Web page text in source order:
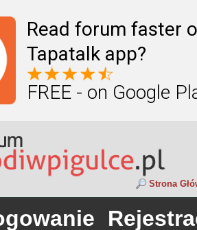
Read forum faster
Tapatalk app?
FREE - on Google
Strona